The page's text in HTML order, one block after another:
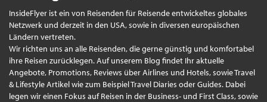
InsideFlyer ist ein von Reisenden für Reisende entwickeltes globales
Netzwerk und derzeit in den USA, sowie in diversen europäischen
Ländern vertreten.
Wir richten uns an alle Reisenden, die gerne günstig und komfortabel
ihre Reisen zurücklegen. Auf unserem Blog findet Ihr aktuelle
Angebote, Promotions, Reviews über Airlines und Hotels, sowie Travel
& Lifestyle Artikel wie zum Beispiel Travel Diaries oder Guides. Dabei
legen wir einen Fokus auf Reisen in der Business- und First Class, sowie